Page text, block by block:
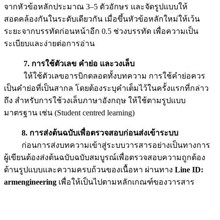
จากหัวข้อหลักประมาณ 3–5 ตัวอักษร และจัดรูปแบบให้
สอดคล้องกันในระดับเดียวกัน เมื่อขึ้นหัวข้อหลักใหม่ให้เว้น
ระยะจากบรรทัดก่อนหน้าอีก 0.5 ช่วงบรรทัด เพื่อความเป็น
ระเบียบและง่ายต่อการอ่าน
7. การใช้ตัวเลข คำย่อ และวงเล็บ
ให้ใช้ตัวเลขอารบิกตลอดทั้งบทความ การใช้คำย่อควร
เป็นคำย่อที่เป็นสากล โดยต้องระบุคำเต็มไว้ในครั้งแรกที่กล่าว
ถึง สำหรับการใช้วงเล็บภาษาอังกฤษ ให้ใช้ตามรูปแบบ
มาตรฐาน เช่น (Student centred learning)
8. การส่งต้นฉบับเพื่อตรวจสอบก่อนส่งเข้าระบบ
ก่อนการส่งบทความเข้าสู่ระบบวารสารอย่างเป็นทางการ
ผู้เขียนต้องส่งต้นฉบับฉบับสมบูรณ์เพื่อตรวจสอบความถูกต้อง
ด้านรูปแบบและความครบถ้วนของเนื้อหา ผ่านทาง Line ID:
armengineering เพื่อให้เป็นไปตามหลักเกณฑ์ของวารสาร